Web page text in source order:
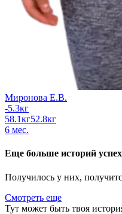
Миронова Е.В.
-5.3кг
58.1кг52.8кг
6 мес.
Еще больше историй
Получилось у них,
Смотреть еще
Тут может быть твоя